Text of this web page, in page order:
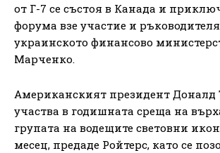
от Г-7 се състоя в Канада и
форума взе участие и
украинското финансово
Марченко.
Американският президент
участва в годишната среща на
групата на водещите световни
месец, предаде Ройтерс, като се